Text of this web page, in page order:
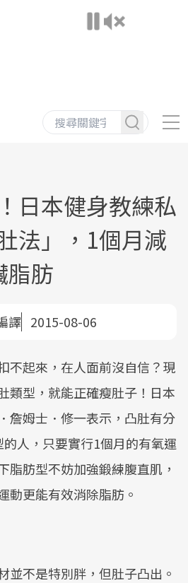
日本健身教練私
法」，1個月減
脂肪
譯 2015-08-06
不起來，在人面前沒自信？現
類型，就能正確瘦肚子！日本
詹姆士．修一表示，凸肚有分
人，只要實行1個月的有氧運
脂肪型不妨加強鍛練腹直肌，
動更能有效消除脂肪。
並不是特別胖，但肚子凸出。